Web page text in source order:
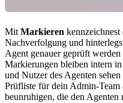
Mit Markieren
Nachverfolgung und
Agent genauer geprüft
Markierungen bleiben intern
und Nutzer des Agenten
Prüfliste für dein Admin-Team
beunruhigen, die den Agenten